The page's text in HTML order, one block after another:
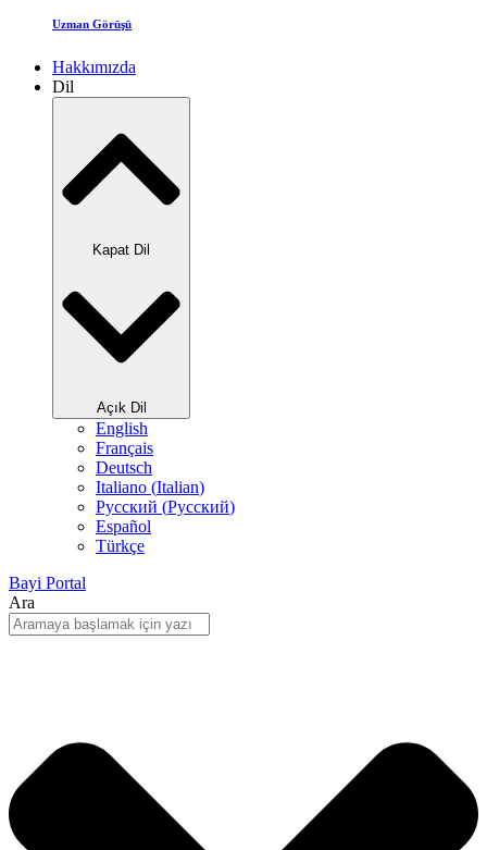
Uzman Görüşü
Hakkımızda
Dil
Kapat Dil
Açık Dil
English
Français
Deutsch
Italiano (Italian)
Русский (Pусский)
Español
Türkçe
Bayi Portal
Ara